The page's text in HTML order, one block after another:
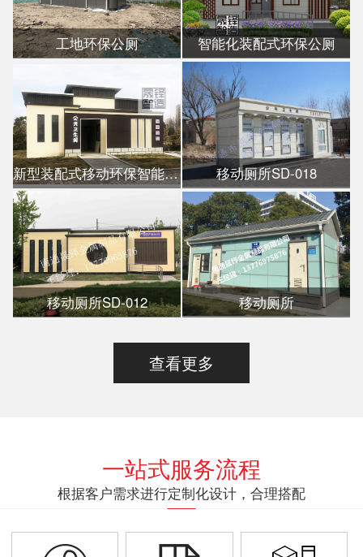
工地环保公厕 智能化装配式环保公厕
新型装配式移动环保智能公厕 移动厕所SD-018
移动厕所SD-012 移动厕所
查看更多
一站式服务流程
根据客户需求进行定制化设计，合理搭配